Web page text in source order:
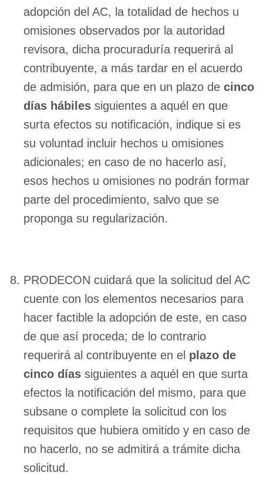
adopción del AC, la totalidad de hechos u
omisiones observados por la autoridad
revisora, dicha procuraduría requerirá al
contribuyente, a más tardar en el acuerdo
de admisión, para que en un plazo de cinco
días hábiles siguientes a aquél en que
surta efectos su notificación, indique si es
su voluntad incluir hechos u omisiones
adicionales; en caso de no hacerlo así,
esos hechos u omisiones no podrán formar
parte del procedimiento, salvo que se
proponga su regularización.
PRODECON cuidará que la solicitud del AC
cuente con los elementos necesarios para
hacer factible la adopción de este, en caso
de que así proceda; de lo contrario
requerirá al contribuyente en el plazo de
cinco días siguientes a aquél en que surta
efectos la notificación del mismo, para que
subsane o complete la solicitud con los
requisitos que hubiera omitido y en caso de
no hacerlo, no se admitirá a trámite dicha
solicitud.